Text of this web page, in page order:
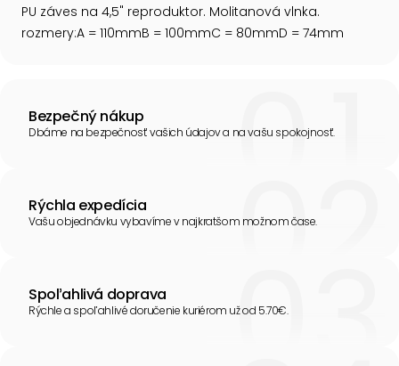
PU záves na 4,5" reproduktor. Molitanová vlnka.
rozmery:A = 110mmB = 100mmC = 80mmD = 74mm
Bezpečný nákup
Dbáme na bezpečnosť vašich údajov a na vašu spokojnosť.
Rýchla expedícia
Vašu objednávku vybavíme v najkratšom možnom čase.
Spoľahlivá doprava
Rýchle a spoľahlivé doručenie kuriérom už od 5.70€.